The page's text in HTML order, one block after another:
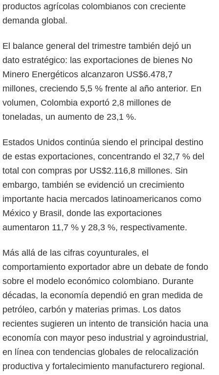
productos agrícolas colombianos con creciente
demanda global.
El balance general del trimestre también dejó un
dato estratégico: las exportaciones de bienes No
Minero Energéticos alcanzaron US$6.478,7
millones, creciendo 5,5 % frente al año anterior. En
volumen, Colombia exportó 2,8 millones de
toneladas, un aumento de 23,1 %.
Estados Unidos continúa siendo el principal destino
de estas exportaciones, concentrando el 32,7 % del
total con compras por US$2.116,8 millones. Sin
embargo, también se evidenció un crecimiento
importante hacia mercados latinoamericanos como
México y Brasil, donde las exportaciones
aumentaron 11,7 % y 28,3 %, respectivamente.
Más allá de las cifras coyunturales, el
comportamiento exportador abre un debate de fondo
sobre el modelo económico colombiano. Durante
décadas, la economía dependió en gran medida de
petróleo, carbón y materias primas. Los datos
recientes sugieren un intento de transición hacia una
economía con mayor peso industrial y agroindustrial,
en línea con tendencias globales de relocalización
productiva y fortalecimiento manufacturero regional.